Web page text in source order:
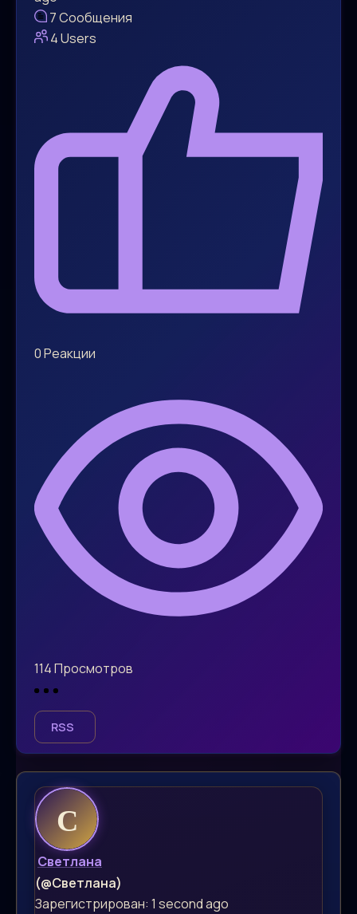
7Сообщения
4Users
0Реакции
114Просмотров
RSS
Светлана
(@Светлана)
Зарегистрирован: 1 second ago